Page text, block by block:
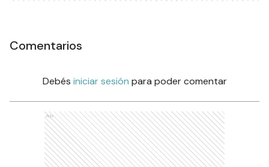
Comentarios
Debés iniciar sesión para poder comentar
Ads